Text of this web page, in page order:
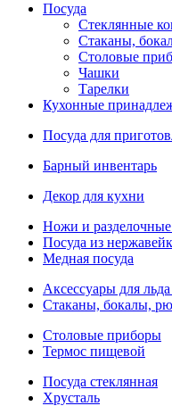
Посуда
Стеклянные
Стаканы,
Столовые
Чашки
Тарелки
Кухонные
Посуда для
Барный инвентарь
Декор для кухни
Ножи и разделочные
Посуда из
Медная посуда
Аксессуары для
Стаканы, бокалы,
Столовые приборы
Термос пищевой
Посуда стеклянная
Хрусталь